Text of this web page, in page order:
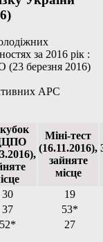
за 2016 рік :
(23 березня 2016)
АРС
Міні-тест
(16.11.2016),
зайняте
місце
30
19
37
53*
52* 27